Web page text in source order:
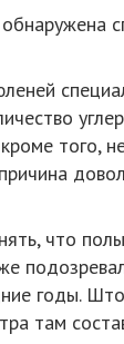
того,
что
годы.
там